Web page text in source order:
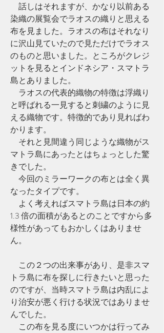
話しはそれますが、かなり以前ある
染織の展覧会でラオスの織りと思える
布を見ました。ラオスの布はそれなり
に沢山見ていたので見ただけでラオス
のものと思いました。ところがクレジ
ットを見るとインドネシア・スマトラ
島とありました。
ラオスの代表的織物の特徴は浮織り
と呼ばれる一見すると刺繍のように見
える織物です。特徴的であり見ればわ
かります。
それと見間違う同じような織物がス
マトラ島にあったとはちょっとした驚
きでした。
今回のミラーワークの布とは全く異
なったタイプです。
よく考えればスマトラ島は日本の約
1.3 倍の面積があるとのことですから多
様性があってもおかしくはありませ
ん。
この２つの出来事があり、是非スマ
トラ島に布を探しに行きたいと思った
のですが、当時スマトラ島は内乱によ
り治安が悪く行ける状況ではありませ
んでした。
この布を見る度にいつかは行ってみ